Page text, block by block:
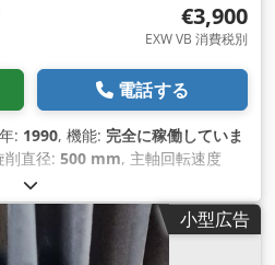
€3,900
EXW VB 消費税別
電話する
: 1990, 機能: 完全に稼働していま
削直径: 500 mm, 主軸回転速度
ピンドルモーター出力:
外径:315 mm, 装備:ドキュメン
階可変
小型広告